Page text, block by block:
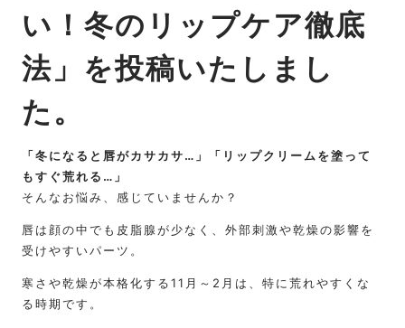
い！冬のリップケア徹底
法」を投稿いたしまし
た。
「冬になると唇がカサカサ…」「リップクリームを塗って
もすぐ荒れる…」
そんなお悩み、感じていませんか？
唇は顔の中でも皮脂腺が少なく、外部刺激や乾燥の影響を
受けやすいパーツ。
寒さや乾燥が本格化する11月～2月は、特に荒れやすくな
る時期です。